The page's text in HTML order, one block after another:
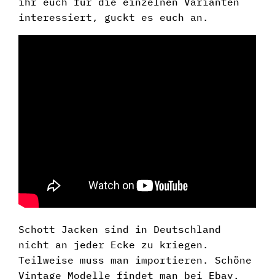
interessiert, guckt es euch an.
Schott Jacken sind in Deutschland
nicht an jeder Ecke zu kriegen.
Teilweise muss man importieren. Schöne
Vintage Modelle findet man bei Ebay.